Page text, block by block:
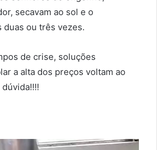
secavam ao sol e o
duas ou três vezes.
de crise, soluções
a alta dos preços voltam ao